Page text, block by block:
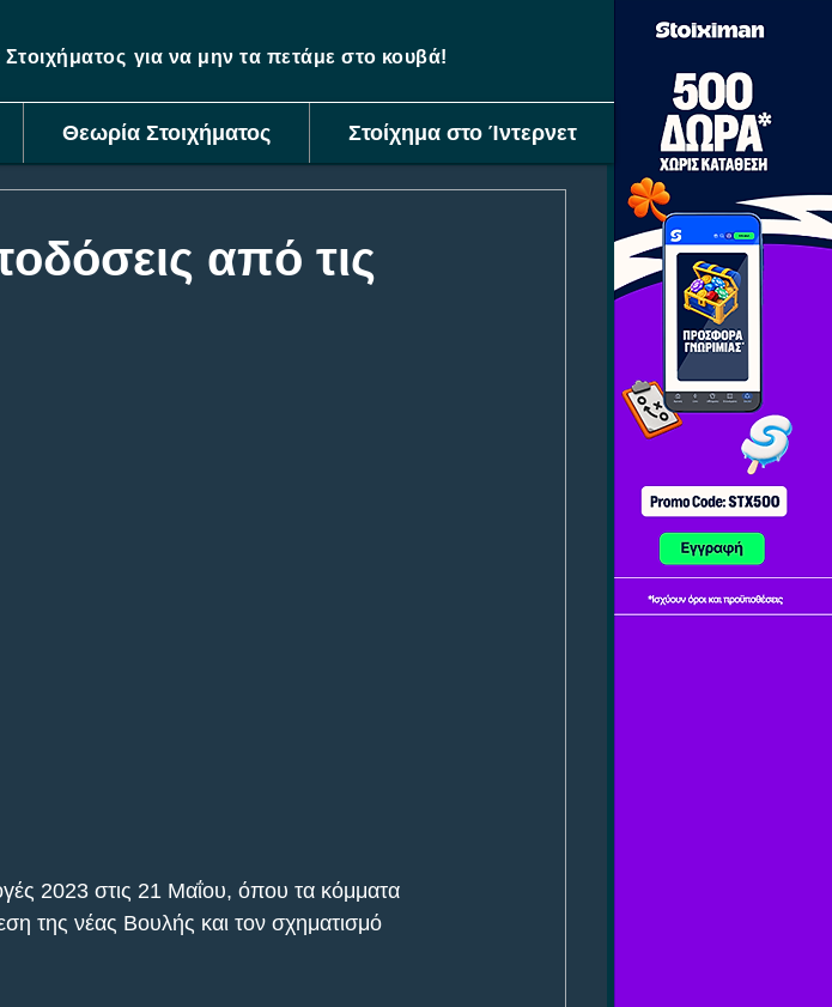
για να μην τα πετάμε στο κουβά!
Θεωρία Στοιχήματος Στοίχημα στο Ίντερνετ
από τις
2023 στις 21 Μαΐου, όπου τα κόμματα
της νέας Βουλής και τον σχηματισμό